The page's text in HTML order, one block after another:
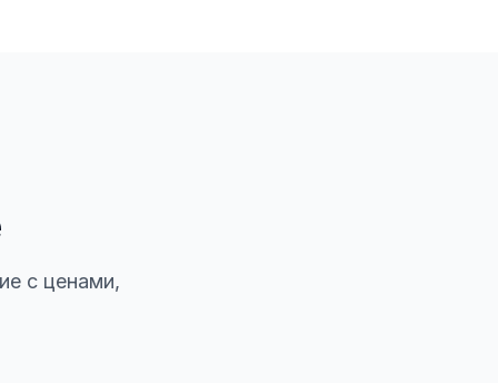
с ценами,